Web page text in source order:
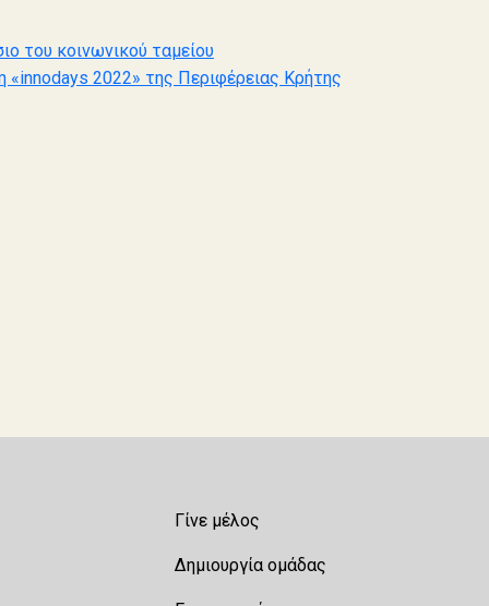
του κοινωνικού ταμείου
«innodays 2022» της Περιφέρειας Κρήτης
Γίνε μέλος
Δημιουργία ομάδας